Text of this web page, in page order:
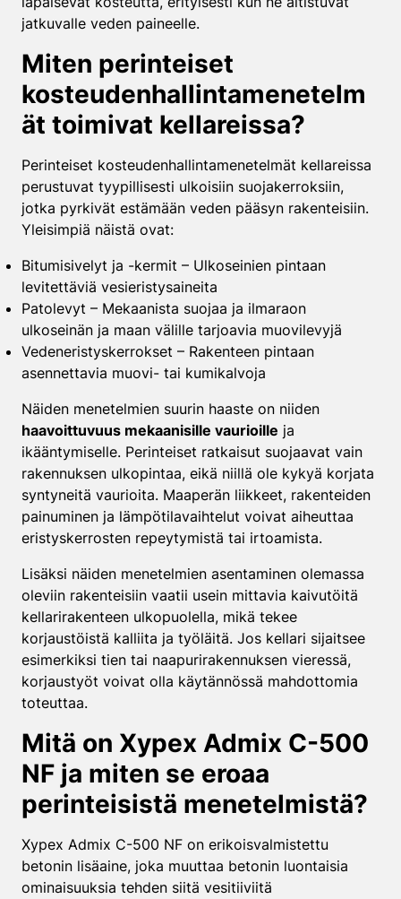
jatkuvalle veden paineelle.
Miten perinteiset
kosteudenhallintamenetelm
ät toimivat kellareissa?
Perinteiset kosteudenhallintamenetelmät kellareissa
perustuvat tyypillisesti ulkoisiin suojakerroksiin,
jotka pyrkivät estämään veden pääsyn rakenteisiin.
Yleisimpiä näistä ovat:
Bitumisivelyt ja -kermit – Ulkoseinien pintaan
levitettäviä vesieristysaineita
Patolevyt – Mekaanista suojaa ja ilmaraon
ulkoseinän ja maan välille tarjoavia muovilevyjä
Vedeneristyskerrokset – Rakenteen pintaan
asennettavia muovi- tai kumikalvoja
Näiden menetelmien suurin haaste on niiden
haavoittuvuus mekaanisille vaurioille ja
ikääntymiselle. Perinteiset ratkaisut suojaavat vain
rakennuksen ulkopintaa, eikä niillä ole kykyä korjata
syntyneitä vaurioita. Maaperän liikkeet, rakenteiden
painuminen ja lämpötilavaihtelut voivat aiheuttaa
eristyskerrosten repeytymistä tai irtoamista.
Lisäksi näiden menetelmien asentaminen olemassa
oleviin rakenteisiin vaatii usein mittavia kaivutöitä
kellarirakenteen ulkopuolella, mikä tekee
korjaustöistä kalliita ja työläitä. Jos kellari sijaitsee
esimerkiksi tien tai naapurirakennuksen vieressä,
korjaustyöt voivat olla käytännössä mahdottomia
toteuttaa.
Mitä on Xypex Admix C-500
NF ja miten se eroaa
perinteisistä menetelmistä?
Xypex Admix C-500 NF on erikoisvalmistettu
betonin lisäaine, joka muuttaa betonin luontaisia
ominaisuuksia tehden siitä vesitiiviitä